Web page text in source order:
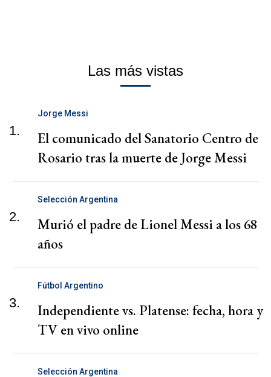
Las más vistas
1.
Jorge Messi
El comunicado del Sanatorio Centro de
Rosario tras la muerte de Jorge Messi
2.
Selección Argentina
Murió el padre de Lionel Messi a los 68
años
3.
Fútbol Argentino
Independiente vs. Platense: fecha, hora y
TV en vivo online
Selección Argentina